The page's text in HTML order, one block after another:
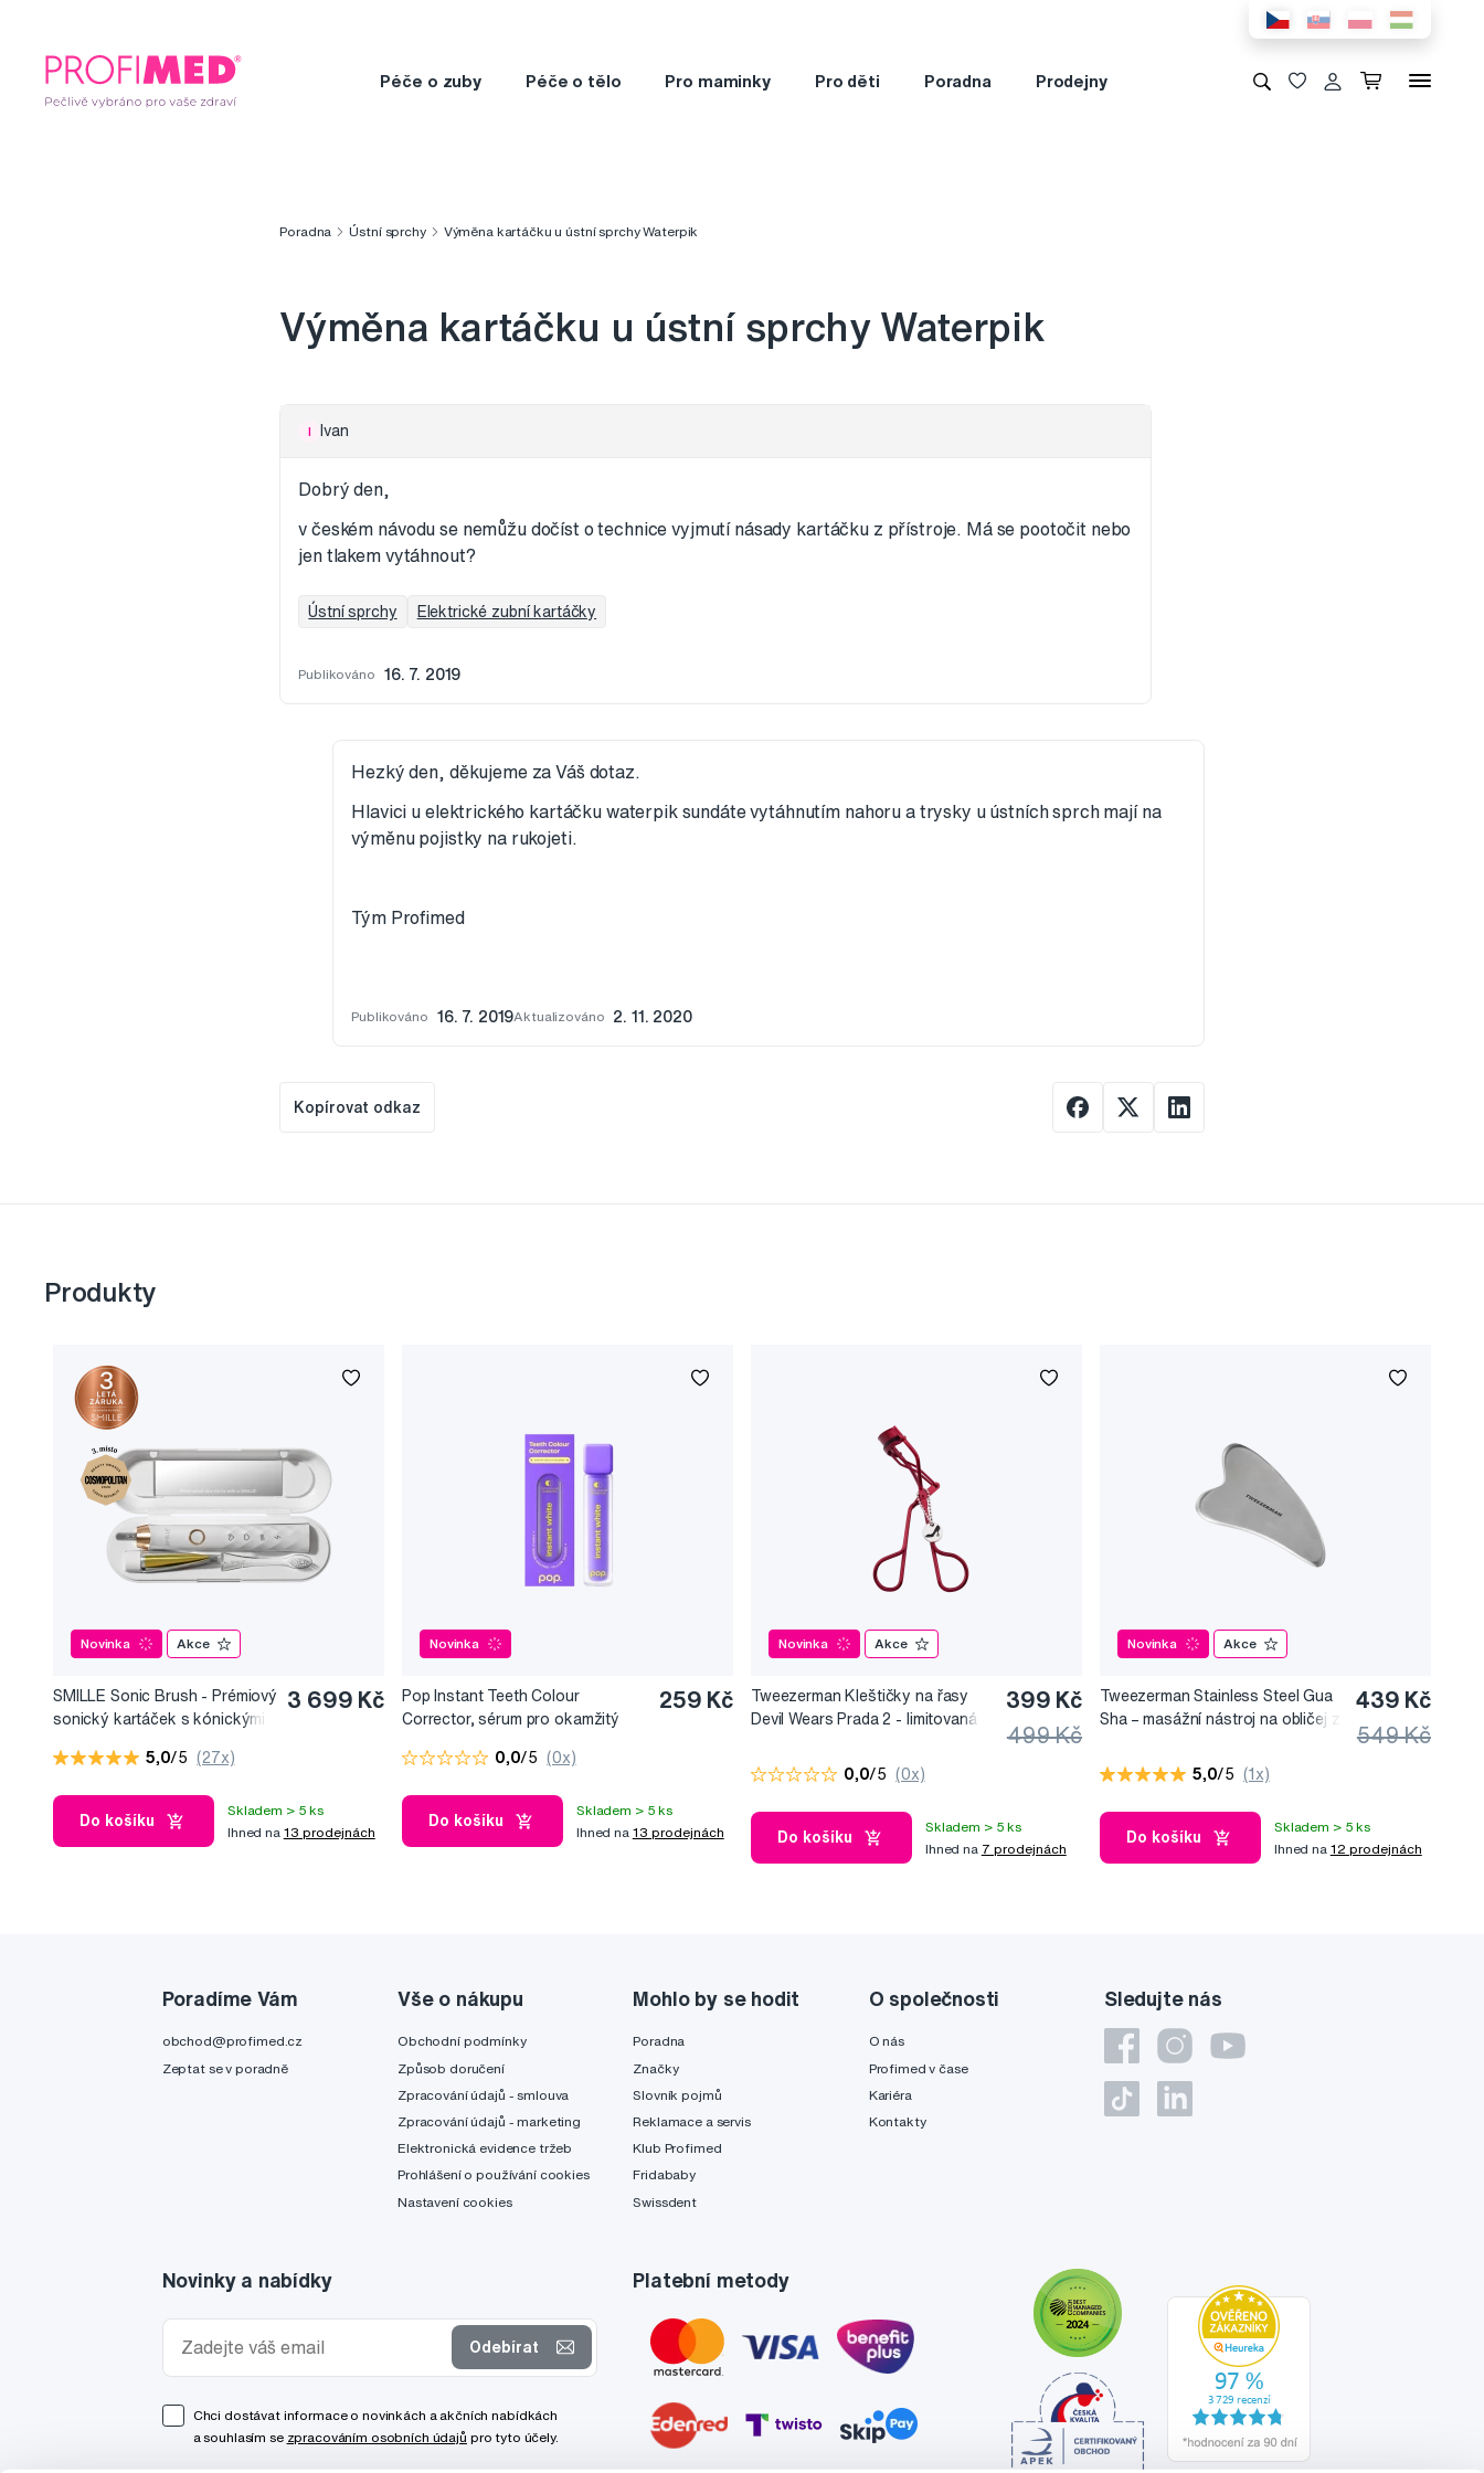
Péče o zuby Péče o tělo Pro maminky Pro děti Poradna Prodejny
Poradna Ústní sprchy Výměna kartáčku u ústní sprchy Waterpik
Výměna kartáčku u ústní sprchy Waterpik
I Ivan
Dobrý den,
v českém návodu se nemůžu dočíst o technice vyjmutí násady kartáčku z přístroje. Má se pootočit nebo
jen tlakem vytáhnout?
Ústní sprchy Elektrické zubní kartáčky
Publikováno 16. 7. 2019
Hezký den, děkujeme za Váš dotaz.
Hlavici u elektrického kartáčku waterpik sundáte vytáhnutím nahoru a trysky u ústních sprch mají na
výměnu pojistky na rukojeti.
Tým Profimed
Publikováno 16. 7. 2019Aktualizováno 2. 11. 2020
Kopírovat odkaz
Produkty
Novinka Akce
SMILLE Sonic Brush - Prémiový
sonický kartáček s kónickými
3 699 Kč
5,0/5 (27x)
Do košíku
Skladem > 5 ks
Ihned na 13 prodejnách
Novinka
Pop Instant Teeth Colour
Corrector, sérum pro okamžitý
259 Kč
0,0/5 (0x)
Do košíku
Skladem > 5 ks
Ihned na 13 prodejnách
Novinka Akce
Tweezerman Kleštičky na řasy
Devil Wears Prada 2 - limitovaná
399 Kč
499 Kč
0,0/5 (0x)
Do košíku
Skladem > 5 ks
Ihned na 7 prodejnách
Novinka Akce
Tweezerman Stainless Steel Gua
Sha –⁠⁠⁠⁠⁠⁠ masážní nástroj na obličej z
439 Kč
549 Kč
5,0/5 (1x)
Do košíku
Skladem > 5 ks
Ihned na 12 prodejnách
Sledujte nás
Poradíme Vám
obchod@profimed.cz
Zeptat se v poradně
Vše o nákupu
Obchodní podmínky
Způsob doručení
Zpracování údajů - smlouva
Zpracování údajů - marketing
Elektronická evidence tržeb
Prohlášení o používání cookies
Nastavení cookies
Mohlo by se hodit
Poradna
Značky
Slovník pojmů
Reklamace a servis
Klub Profimed
Fridababy
Swissdent
O společnosti
O nás
Profimed v čase
Kariéra
Kontakty
Novinky a nabídky
Odebírat
Chci dostávat informace o novinkách a akčních nabídkách
a souhlasím se zpracováním osobních údajů pro tyto účely.
Platební metody